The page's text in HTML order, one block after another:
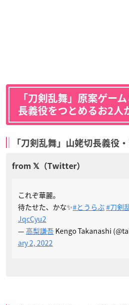
「刀剣乱舞」原案ゲー
長義役をつとめるお2人
「刀剣乱舞」山姥切長義役
これぞ華麗。
待たせた、かな✨#とうらぶ#刀剣
JqcCyu2
— 高梨謙吾 Kengo Takanashi
ary 2, 2022